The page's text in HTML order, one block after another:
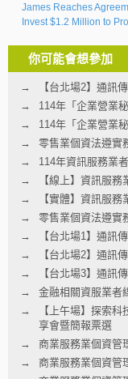
James Reaches
Invest $1.2 Million to
你可能會想參加
【台北場2】通訊
114年「企業營業
114年「企業營業
零售業個資法遵實
114年資訊服務業
【線上】資訊服
【實體】資訊服
零售業個資法遵實
【台北場1】通訊
【台北場2】通訊
【台北場3】通訊
金融相關資服業者
【上午場】探索
享會暨簡報票選
商業服務業個資管
商業服務業個資管